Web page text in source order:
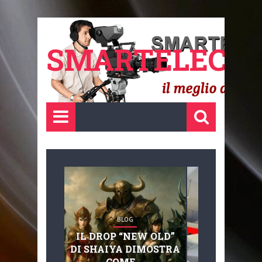
BLOG
IL DROP “NEW OLD”
DI SHAIYA DIMOSTRA